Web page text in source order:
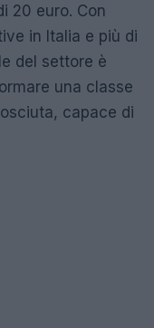
20 euro. Con
in Italia e più di
del settore è
una classe
capace di